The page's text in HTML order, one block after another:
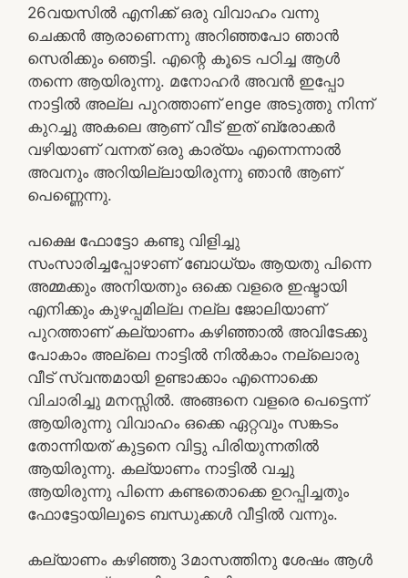
26വയസിൽ എനിക്ക് ഒരു വിവാഹം വന്നു
ചെക്കൻ ആരാണെന്നു അറിഞ്ഞപോ ഞാൻ
സെരിക്കും ഞെട്ടി. എന്റെ കൂടെ പഠിച്ച ആൾ
തന്നെ ആയിരുന്നു. മനോഹർ അവൻ ഇപ്പോ
നാട്ടിൽ അല്ല പുറത്താണ് enge അടുത്തു നിന്ന്
കുറച്ചു അകലെ ആണ് വീട് ഇത് ബ്രോക്കർ
വഴിയാണ് വന്നത് ഒരു കാര്യം എന്നെന്നാൽ
അവനും അറിയില്ലായിരുന്നു ഞാൻ ആണ്
പെണ്ണെന്നു.
പക്ഷെ ഫോട്ടോ കണ്ടു വിളിച്ചു
സംസാരിച്ചപ്പോഴാണ് ബോധ്യം ആയതു പിന്നെ
അമ്മക്കും അനിയത്നും ഒക്കെ വളരെ ഇഷ്ടായി
എനിക്കും കുഴപ്പമില്ല നല്ല ജോലിയാണ്
പുറത്താണ് കല്യാണം കഴിഞ്ഞാൽ അവിടേക്കു
പോകാം അല്ലെ നാട്ടിൽ നിൽകാം നല്ലൊരു
വീട് സ്വന്തമായി ഉണ്ടാക്കാം എന്നൊക്കെ
വിചാരിച്ചു മനസ്സിൽ. അങ്ങനെ വളരെ പെട്ടെന്ന്
ആയിരുന്നു വിവാഹം ഒക്കെ ഏറ്റവും സങ്കടം
തോന്നിയത് കുട്ടനെ വിട്ടു പിരിയുന്നതിൽ
ആയിരുന്നു. കല്യാണം നാട്ടിൽ വച്ചു
ആയിരുന്നു പിന്നെ കണ്ടതൊക്കെ ഉറപ്പിച്ചതും
ഫോട്ടോയിലൂടെ ബന്ധുക്കൾ വീട്ടിൽ വന്നും.
കല്യാണം കഴിഞ്ഞു 3മാസത്തിനു ശേഷം ആൾ